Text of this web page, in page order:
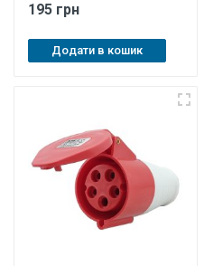
195 грн
Додати в кошик